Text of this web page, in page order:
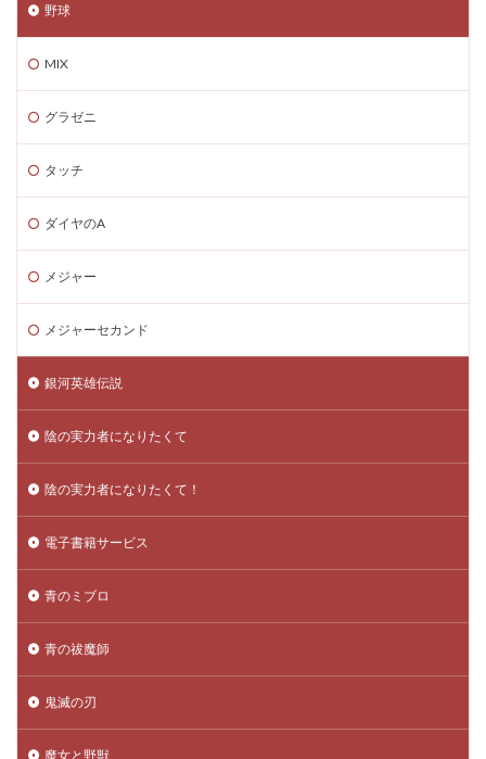
野球
MIX
グラゼニ
タッチ
ダイヤのA
メジャー
メジャーセカンド
銀河英雄伝説
陰の実力者になりたくて
陰の実力者になりたくて！
電子書籍サービス
青のミブロ
青の祓魔師
鬼滅の刃
魔女と野獣